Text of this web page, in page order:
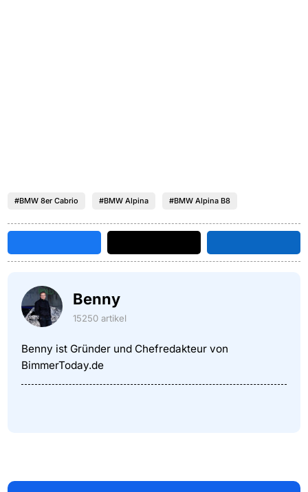
#BMW 8er Cabrio #BMW Alpina #BMW Alpina B8
Benny
15250 artikel
Benny ist Gründer und Chefredakteur von
BimmerToday.de